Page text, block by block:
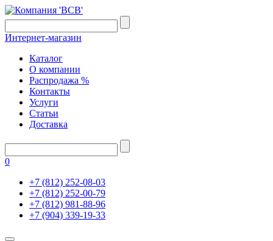
Интернет-магазин
Каталог
О компании
Распродажа %
Контакты
Услуги
Статьи
Доставка
0
+7 (812) 252-08-03
+7 (812) 252-00-79
+7 (812) 981-88-96
+7 (904) 339-19-33